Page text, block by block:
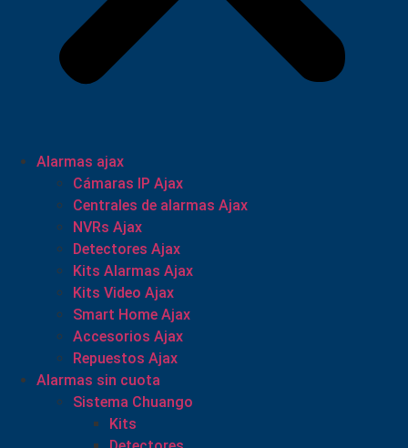
Alarmas ajax
Cámaras IP Ajax
Centrales de alarmas Ajax
NVRs Ajax
Detectores Ajax
Kits Alarmas Ajax
Kits Video Ajax
Smart Home Ajax
Accesorios Ajax
Repuestos Ajax
Alarmas sin cuota
Sistema Chuango
Kits